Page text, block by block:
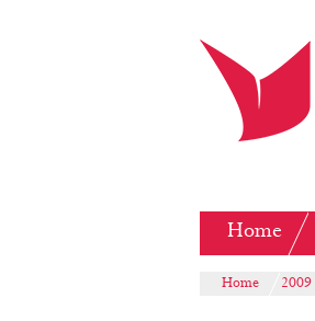
Home
Home 2009